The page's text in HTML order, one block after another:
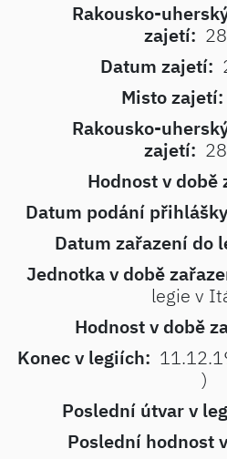
Rakousko-
zajetí:
Datum zajetí:
Misto zajetí:
Rakousko-
zajetí:
Hodnost v době
Datum podání
Datum zařazení do
Jednotka v době
legie v
Hodnost v době
Konec v legiích:
)
Poslední útvar v
Poslední hodnost